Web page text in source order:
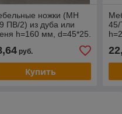
ножки (МН
ПВ/2) из дуба или
h=160 мм, d=45*25.
руб.
Купить
45/